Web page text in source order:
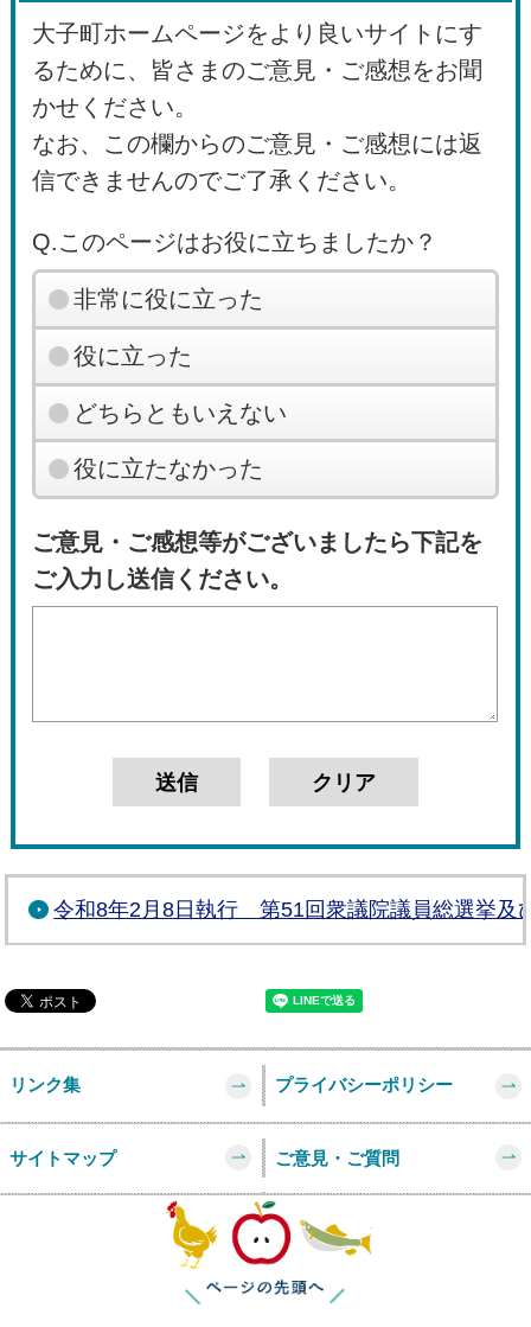
大子町ホームページをより良いサイトにす
るために、皆さまのご意見・ご感想をお聞
かせください。
なお、この欄からのご意見・ご感想には返
信できませんのでご了承ください。
Q.このページはお役に立ちましたか？
非常に役に立った
役に立った
どちらともいえない
役に立たなかった
ご意見・ご感想等がございましたら下記を
ご入力し送信ください。
令和8年2月8日執行 第51回衆議院議員総選挙及
リンク集 プライバシーポリシー
サイトマップ ご意見・ご質問